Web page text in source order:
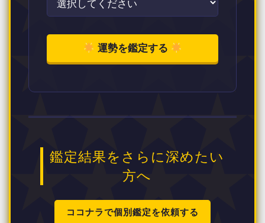
運勢を鑑定する
鑑定結果をさらに深めたい
方へ
ココナラで個別鑑定を依頼する